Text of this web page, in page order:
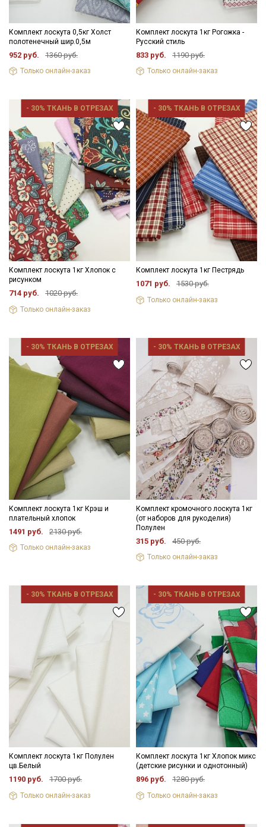
Комплект лоскута 0,5кг Холст
полотенечный шир.0,5м
952 руб. 1360 руб.
Только онлайн-заказ
Комплект лоскута 1кг Рогожка -
Русский стиль
833 руб. 1190 руб.
Только онлайн-заказ
- 30% ТКАНЬ В ОТРЕЗАХ
Комплект лоскута 1кг Хлопок с
рисунком
714 руб. 1020 руб.
Только онлайн-заказ
- 30% ТКАНЬ В ОТРЕЗАХ
Комплект лоскута 1кг Пестрядь
1071 руб. 1530 руб.
Только онлайн-заказ
- 30% ТКАНЬ В ОТРЕЗАХ
Комплект лоскута 1кг Крэш и
плательный хлопок
1491 руб. 2130 руб.
Только онлайн-заказ
- 30% ТКАНЬ В ОТРЕЗАХ
Комплект кромочного лоскута 1кг
(от наборов для рукоделия)
Полулен
315 руб. 450 руб.
Только онлайн-заказ
- 30% ТКАНЬ В ОТРЕЗАХ
Комплект лоскута 1кг Полулен
цв.Белый
1190 руб. 1700 руб.
Только онлайн-заказ
- 30% ТКАНЬ В ОТРЕЗАХ
Комплект лоскута 1кг Хлопок микс
(детские рисунки и однотонный)
896 руб. 1280 руб.
Только онлайн-заказ
Секретная рассылка от Купава
Мы публикуем здесь дополнительные